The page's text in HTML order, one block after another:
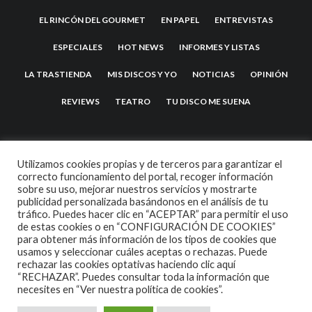
EL RINCÓN DEL GOURMET EN PAPEL ENTREVISTAS
ESPECIALES HOT NEWS INFORMES Y LISTAS
LA TRASTIENDA MIS DISCOS Y YO NOTICIAS OPINIÓN
REVIEWS TEATRO TU DISCO ME SUENA
2007 COPYRIGHT -CODETIPITHEME
Utilizamos cookies propias y de terceros para garantizar el
correcto funcionamiento del portal, recoger información
sobre su uso, mejorar nuestros servicios y mostrarte
publicidad personalizada basándonos en el análisis de tu
tráfico. Puedes hacer clic en “ACEPTAR” para permitir el uso
de estas cookies o en “CONFIGURACIÓN DE COOKIES”
para obtener más información de los tipos de cookies que
usamos y seleccionar cuáles aceptas o rechazas. Puede
rechazar las cookies optativas haciendo clic aquí
“RECHAZAR”. Puedes consultar toda la información que
necesites en “Ver nuestra política de cookies”.